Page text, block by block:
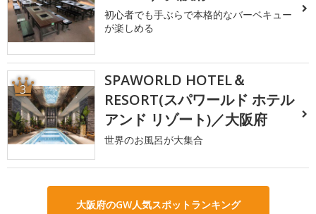
初心者でも手ぶらで本格的なバーベキュー
が楽しめる
3
SPAWORLD HOTEL＆
RESORT(スパワールド ホテル
アンド リゾート)／大阪府
世界のお風呂が大集合
大阪府のGW人気スポットランキング